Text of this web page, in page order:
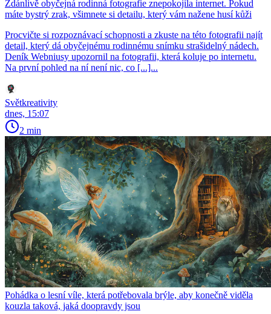
Zdánlivě obyčejná rodinná fotografie znepokojila internet. Pokud
máte bystrý zrak, všimnete si detailu, který vám nažene husí kůži
Procvičte si rozpoznávací schopnosti a zkuste na této fotografii najít
detail, který dá obyčejnému rodinnému snímku strašidelný nádech.
Deník Webniusy upozornil na fotografii, která koluje po internetu.
Na první pohled na ní není nic, co [...]...
Světkreativity
dnes, 15:07
2 min
Pohádka o lesní víle, která potřebovala brýle, aby konečně viděla
kouzla taková, jaká doopravdy jsou